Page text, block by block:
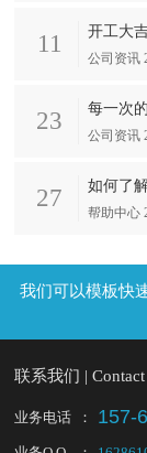
11 开工大
公司资讯
23 每一次
公司资讯
27 如何了
帮助中心
联系我们 | Contact
业务电话 ： 157-